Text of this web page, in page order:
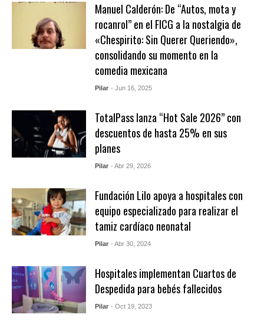
Manuel Calderón: De “Autos, mota y
rocanrol” en el FICG a la nostalgia de
«Chespirito: Sin Querer Queriendo»,
consolidando su momento en la
comedia mexicana
Pilar - Jun 16, 2025
TotalPass lanza “Hot Sale 2026” con
descuentos de hasta 25% en sus
planes
Pilar - Abr 29, 2026
Fundación Lilo apoya a hospitales con
equipo especializado para realizar el
tamiz cardíaco neonatal
Pilar - Abr 30, 2024
Hospitales implementan Cuartos de
Despedida para bebés fallecidos
Pilar - Oct 19, 2023